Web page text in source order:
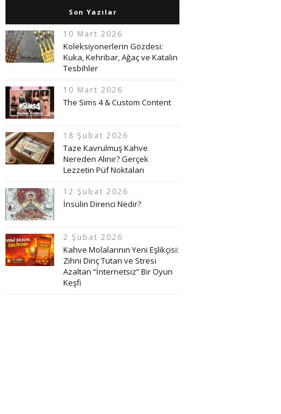
Son Yazılar
10 Mart 2026
Koleksiyonerlerin Gözdesi:
Kuka, Kehribar, Ağaç ve Katalin
Tesbihler
10 Mart 2026
The Sims 4 & Custom Content
18 Şubat 2026
Taze Kavrulmuş Kahve
Nereden Alınır? Gerçek
Lezzetin Püf Noktaları
12 Şubat 2026
İnsülin Direnci Nedir?
2 Şubat 2026
Kahve Molalarının Yeni Eşlikçisi:
Zihni Dinç Tutan ve Stresi
Azaltan “İnternetsiz” Bir Oyun
Keşfi